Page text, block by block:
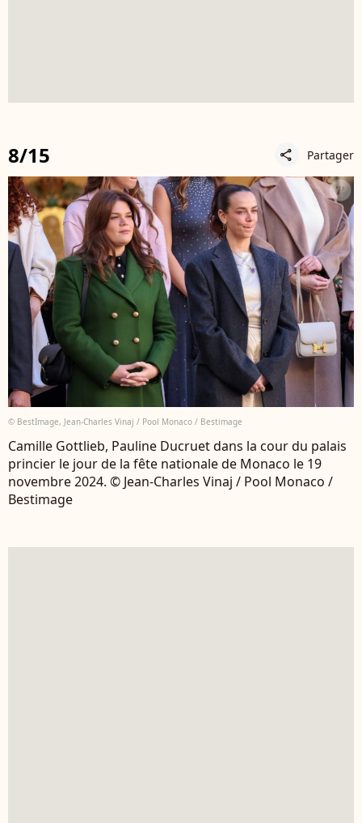
8/15 share Partager
© BestImage, Jean-Charles Vinaj / Pool Monaco / Bestimage
Camille Gottlieb, Pauline Ducruet dans la cour du palais
princier le jour de la fête nationale de Monaco le 19
novembre 2024. © Jean-Charles Vinaj / Pool Monaco /
Bestimage